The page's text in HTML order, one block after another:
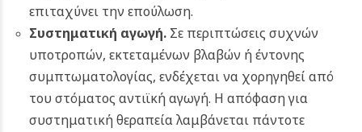
επιταχύνει την επούλωση.
Συστηματική αγωγή.Σε περιπτώσεις συχνών
υποτροπών, εκτεταμένων βλαβών ή έντονης
συμπτωματολογίας, ενδέχεται να χορηγηθεί από
του στόματος αντιϊκή αγωγή. Η απόφαση για
συστηματική θεραπεία λαμβάνεται πάντοτε